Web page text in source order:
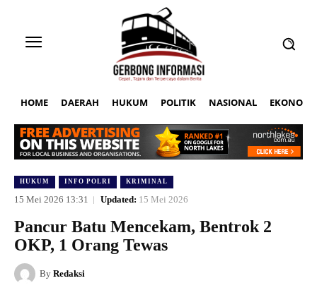
HOME DAERAH HUKUM POLITIK NASIONAL EKONOMI
HUKUM INFO POLRI KRIMINAL
15 Mei 2026 13:31 Updated: 15 Mei 2026
Pancur Batu Mencekam, Bentrok 2
OKP, 1 Orang Tewas
By Redaksi